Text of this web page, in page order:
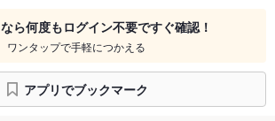
なら何度もログイン不要ですぐ確認！
ワンタップで手軽につかえる
アプリでブックマーク